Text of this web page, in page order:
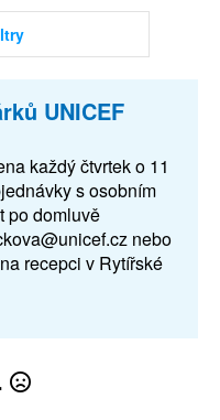
UNICEF
každý čtvrtek o 11
s osobním
po domluvě
nebo
recepci v Rytířské